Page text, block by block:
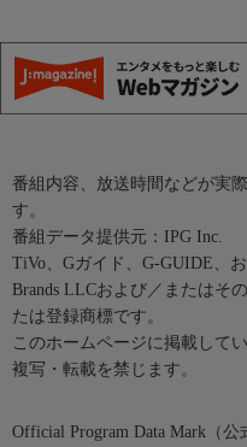
番組内容、放送時間などが実
す。
番組データ提供元：IPG Inc.
TiVo、Gガイド、G-GUIDE、
Brands LLCおよび／またはそ
たは登録商標です。
このホームページに掲載して
複写・転載を禁じます。
Official Program Data Mark（公